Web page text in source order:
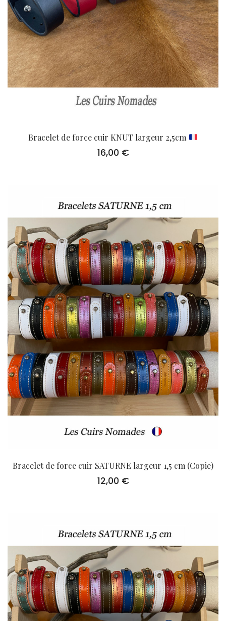
Bracelet de force cuir KNUT largeur 2,5cm
16,00 €
Bracelet de force cuir SATURNE largeur 1,5 cm (Copie)
12,00 €